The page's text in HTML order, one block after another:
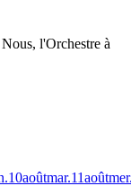
l'Orchestre à
10aoûtmar.11août